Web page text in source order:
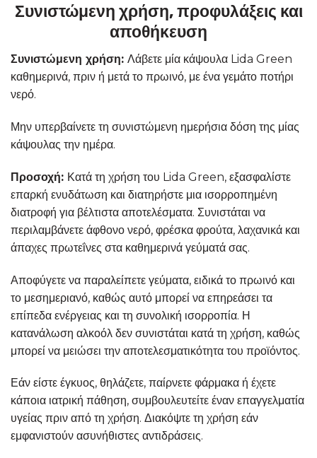
Συνιστώμενη χρήση, προφυλάξεις και
αποθήκευση
Συνιστώμενη χρήση: Λάβετε μία κάψουλα Lida Green
καθημερινά, πριν ή μετά το πρωινό, με ένα γεμάτο ποτήρι
νερό.
Μην υπερβαίνετε τη συνιστώμενη ημερήσια δόση της μίας
κάψουλας την ημέρα.
Προσοχή: Κατά τη χρήση του Lida Green, εξασφαλίστε
επαρκή ενυδάτωση και διατηρήστε μια ισορροπημένη
διατροφή για βέλτιστα αποτελέσματα. Συνιστάται να
περιλαμβάνετε άφθονο νερό, φρέσκα φρούτα, λαχανικά και
άπαχες πρωτεΐνες στα καθημερινά γεύματά σας.
Αποφύγετε να παραλείπετε γεύματα, ειδικά το πρωινό και
το μεσημεριανό, καθώς αυτό μπορεί να επηρεάσει τα
επίπεδα ενέργειας και τη συνολική ισορροπία. Η
κατανάλωση αλκοόλ δεν συνιστάται κατά τη χρήση, καθώς
μπορεί να μειώσει την αποτελεσματικότητα του προϊόντος.
Εάν είστε έγκυος, θηλάζετε, παίρνετε φάρμακα ή έχετε
κάποια ιατρική πάθηση, συμβουλευτείτε έναν επαγγελματία
υγείας πριν από τη χρήση. Διακόψτε τη χρήση εάν
εμφανιστούν ασυνήθιστες αντιδράσεις.